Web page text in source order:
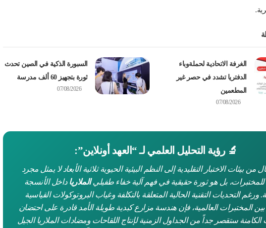
الغرفة الاتحادية لحملةوباء
الدفتريا تشدد في حصر غير
المطعمين
07/08/2026
السبورة الذكية في الصين تحدث
ثورة بتجهيز 60 ألف مدرسة
07/08/2026
🔬 رؤية التحليل العلمي لـ “العهد أونلاين”:
من بيئات الاختبار التقليدية إلى النظم البيئية الحيوية ثلاثية الأبعاد لا يمثل مجرد
بل هو ثورة حقيقية في فهم آلية خفاء طفيليالملاريا داخل الأنسجة
ورغم التحديات التقنية الحالية المتعلقة بالتكلفة وغياب البروتوكولات القياسية
المختبرات العالمية، فإن هندسة مزارع كبدية طويلة الأمد قادرة على احتضان
الكامنة ستقصر جداً من الجداول الزمنية لإنتاج اللقاحات ومضادات الملاريا الجيل